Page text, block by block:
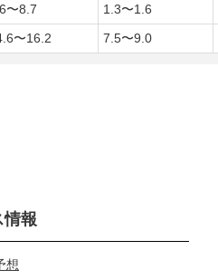
〜8.7 1.3〜1.6
〜16.2 7.5〜9.0
情報
想